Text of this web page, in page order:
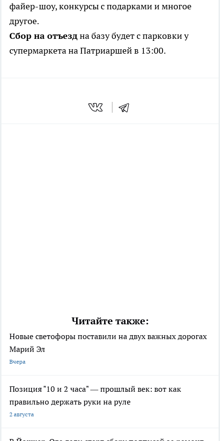
файер-шоу, конкурсы с подарками и многое
другое.
Сбор на отъездна базу будет с парковки у
супермаркета на Патриаршей в 13:00.
Читайте также:
Новые светофоры поставили на двух важных дорогах
Марий Эл
Вчера
Позиция "10 и 2 часа" — прошлый век: вот как
правильно держать руки на руле
2 августа